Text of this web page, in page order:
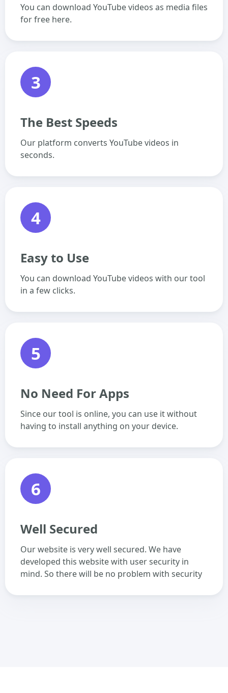
You can download YouTube videos as media files
for free here.
3
The Best Speeds
Our platform converts YouTube videos in
seconds.
4
Easy to Use
You can download YouTube videos with our tool
in a few clicks.
5
No Need For Apps
Since our tool is online, you can use it without
having to install anything on your device.
6
Well Secured
Our website is very well secured. We have
developed this website with user security in
mind. So there will be no problem with security